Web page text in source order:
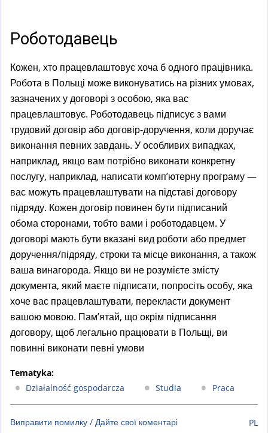
Роботодавець
Кожен, хто працевлаштовує хоча б одного працівника.
Робота в Польщі може виконуватись на різних умовах,
зазначених у договорі з особою, яка вас
працевлаштовує. Роботодавець підписує з вами
трудовий договір або договір-доручення, коли доручає
виконання певних завдань. У особливих випадках,
наприклад, якщо вам потрібно виконати конкретну
послугу, наприклад, написати комп’ютерну програму —
вас можуть працевлаштувати на підставі договору
підряду. Кожен договір повинен бути підписаний
обома сторонами, тобто вами і роботодавцем. У
договорі мають бути вказані вид роботи або предмет
доручення/підряду, строки та місце виконання, а також
ваша винагорода. Якщо ви не розумієте змісту
документа, який маєте підписати, попросіть особу, яка
хоче вас працевлаштувати, перекласти документ
вашою мовою. Пам’ятай, що окрім підписання
договору, щоб легально працювати в Польщі, ви
повинні виконати певні умови
Tematyka:
Działalność gospodarcza
Studia Praca
Виправити помилку / Дайте свої коментарі PL